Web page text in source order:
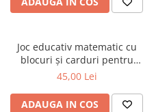
Joc educativ matematic cu
blocuri și carduri pentru
operații aritmetice
45,00 Lei
ADAUGA IN COS